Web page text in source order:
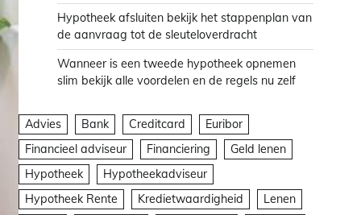
Hypotheek afsluiten bekijk het stappenplan van
de aanvraag tot de sleuteloverdracht
Wanneer is een tweede hypotheek opnemen
slim bekijk alle voordelen en de regels nu zelf
Advies Bank Creditcard
Euribor
Financieel adviseur
Financiering
Geld lenen
Hypotheek
Hypotheekadviseur
Hypotheek Rente
Kredietwaardigheid
Lenen